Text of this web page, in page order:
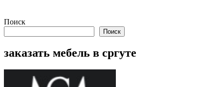
Поиск
Поиск
заказать мебель в сргуте